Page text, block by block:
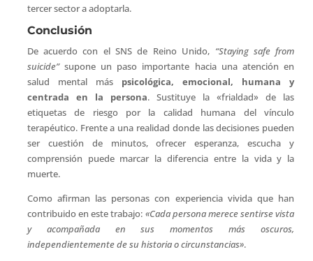
tercer sector a adoptarla.
Conclusión
De acuerdo con el SNS de Reino Unido, “Staying safe from
suicide”supone un paso importante hacia una atención en
salud mental más psicológica, emocional, humana y
centrada en la persona. Sustituye la «frialdad» de las
etiquetas de riesgo por la calidad humana del vínculo
terapéutico. Frente a una realidad donde las decisiones pueden
ser cuestión de minutos, ofrecer esperanza, escucha y
comprensión puede marcar la diferencia entre la vida y la
muerte.
Como afirman las personas con experiencia vivida que han
contribuido en este trabajo: «Cada persona merece sentirse vista
y acompañada en sus momentos más oscuros,
independientemente de su historia o circunstancias».